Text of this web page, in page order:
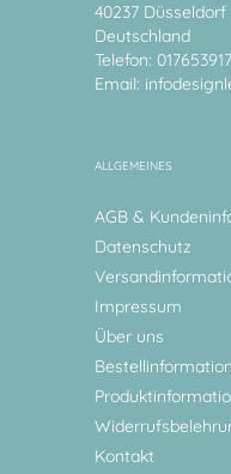
40237 Düsseldorf
Deutschland
Telefon:
Email:
ALLGEMEINES
AGB &
Datenschutz
Impressum
Über uns
Kontakt